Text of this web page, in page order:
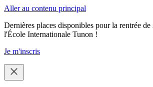
Aller au contenu principal
Dernières places disponibles pour la rentrée de
l'École Internationale Tunon !
Je m'inscris